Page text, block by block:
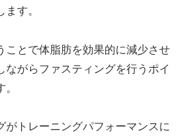
す。
とで体脂肪を効果的に減少させ
ながらファスティングを行うポイ
トレーニングパフォーマンスに